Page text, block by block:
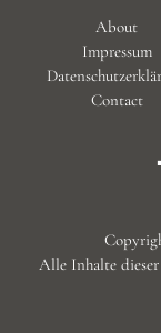
About
Impressum
Contact
Alle Inhalte dieser